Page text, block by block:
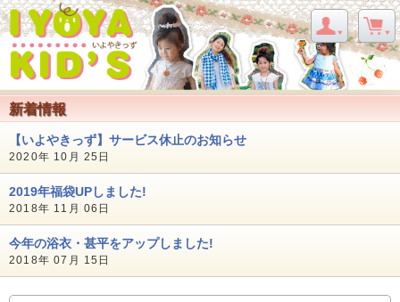
新着情報
【いよやきっず】サービス休止のお知らせ
2020年 10月 25日
2019年福袋UPしました!
2018年 11月 06日
今年の浴衣・甚平をアップしました!
2018年 07月 15日